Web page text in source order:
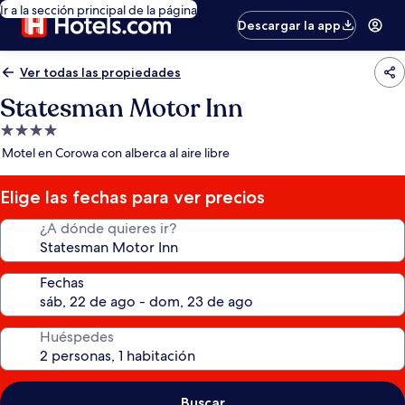
Ir a la sección principal de la página
Descargar la app
Ver todas las propiedades
Statesman Motor Inn
Propiedad
de
estrellas
Motel en Corowa con alberca al aire libre
Elige las fechas para ver precios
¿A dónde quieres ir?
Fechas
Huéspedes